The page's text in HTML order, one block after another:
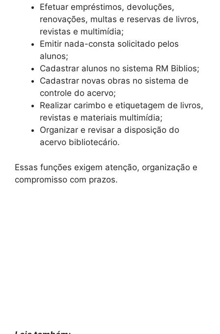
Efetuar empréstimos, devoluções,
renovações, multas e reservas de livros,
revistas e multimídia;
Emitir nada-consta solicitado pelos
alunos;
Cadastrar alunos no sistema RM Biblios;
Cadastrar novas obras no sistema de
controle do acervo;
Realizar carimbo e etiquetagem de livros,
revistas e materiais multimídia;
Organizar e revisar a disposição do
acervo bibliotecário.
Essas funções exigem atenção, organização e
compromisso com prazos.